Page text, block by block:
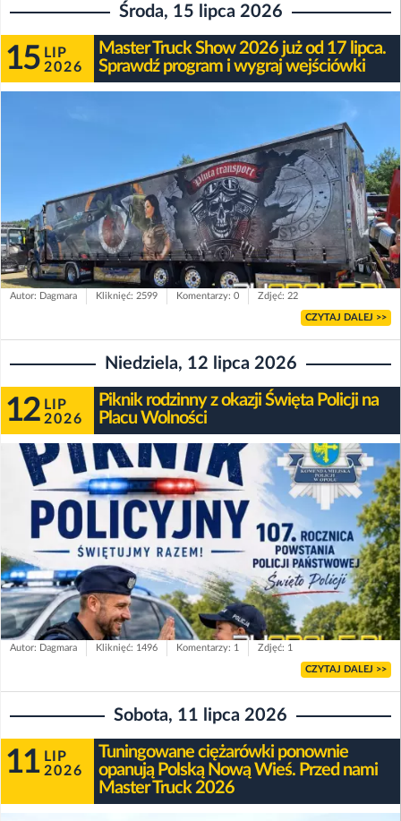
Środa, 15 lipca 2026
15 LIP
2026
Master Truck Show 2026 już od 17 lipca.
Sprawdź program i wygraj wejściówki
Autor: Dagmara Kliknięć: 2599 Komentarzy: 0 Zdjęć: 22
CZYTAJ DALEJ >>
Niedziela, 12 lipca 2026
12 LIP
2026
Piknik rodzinny z okazji Święta Policji na
Placu Wolności
Autor: Dagmara Kliknięć: 1496 Komentarzy: 1 Zdjęć: 1
CZYTAJ DALEJ >>
Sobota, 11 lipca 2026
11 LIP
2026
Tuningowane ciężarówki ponownie
opanują Polską Nową Wieś. Przed nami
Master Truck 2026